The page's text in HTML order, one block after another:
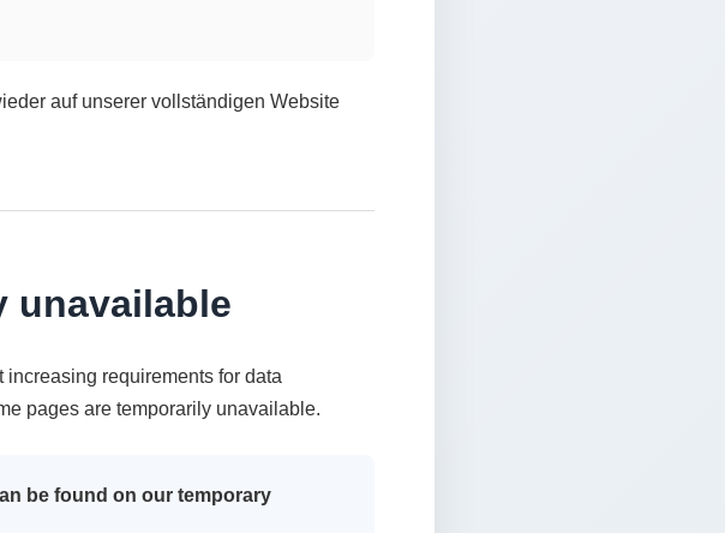
auf unserer vollständigen Website
unavailable
requirements for data
pages are temporarily unavailable.
be found on our temporary